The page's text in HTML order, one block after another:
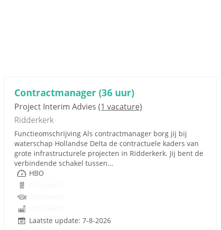
Contractmanager (36 uur)
Project Interim Advies (1 vacature)
Ridderkerk
Functieomschrijving Als contractmanager borg jij bij
waterschap Hollandse Delta de contractuele kaders van
grote infrastructurele projecten in Ridderkerk. Jij bent de
verbindende schakel tussen...
HBO
Laatste update: 7-8-2026